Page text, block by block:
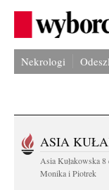
Nekrologi
ASIA
Asia Kułakowska 8
Monika i Piotrek